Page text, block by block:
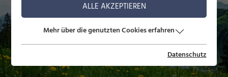
ALLE AKZEPTIEREN
Mehr über die genutzten Cookies erfahren
Datenschutz